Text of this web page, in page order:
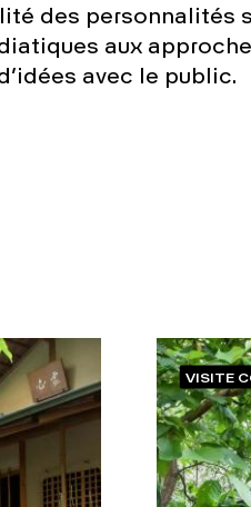
des personnalités
aux
avec le public.
VISITE